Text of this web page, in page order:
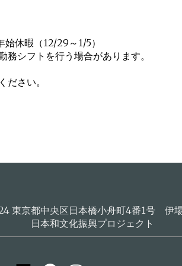
休暇（12/29～1/5）
シフトを行う場合があります。
さい。
東京都中央区日本橋小舟町4番1号 伊
日本和文化振興プロジェクト